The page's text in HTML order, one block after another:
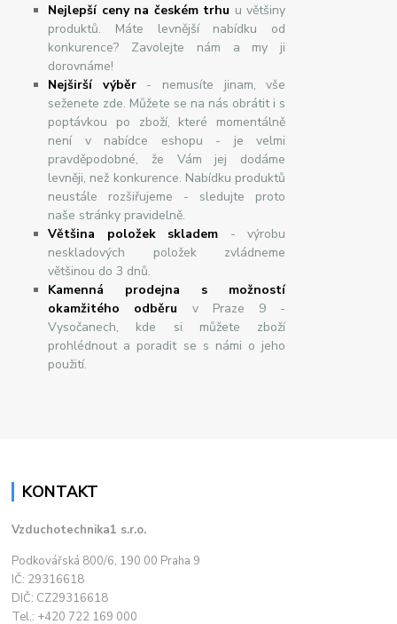
Nejlepší ceny na českém trhu u většiny
produktů. Máte levnější nabídku od
konkurence? Zavolejte nám a my ji
dorovnáme!
Nejširšívýběr- nemusíte jinam, vše
seženete zde. Můžete se na nás obrátit i s
poptávkou po zboží, které momentálně
není v nabídce eshopu - je velmi
pravděpodobné, že Vám jej dodáme
levněji, než konkurence. Nabídku produktů
neustále rozšiřujeme - sledujte proto
naše stránky pravidelně.
Většina položek skladem - výrobu
neskladových položek zvládneme
většinou do 3 dnů.
Kamenná prodejna s možností
okamžitého odběru v Praze 9 -
Vysočanech, kde si můžete zboží
prohlédnout a poradit se s námi o jeho
použití.
KONTAKT
Vzduchotechnika1 s.r.o.
Podkovářská 800/6, 190 00 Praha 9
IČ: 29316618
DIČ: CZ29316618
Tel.: +420 722 169 000